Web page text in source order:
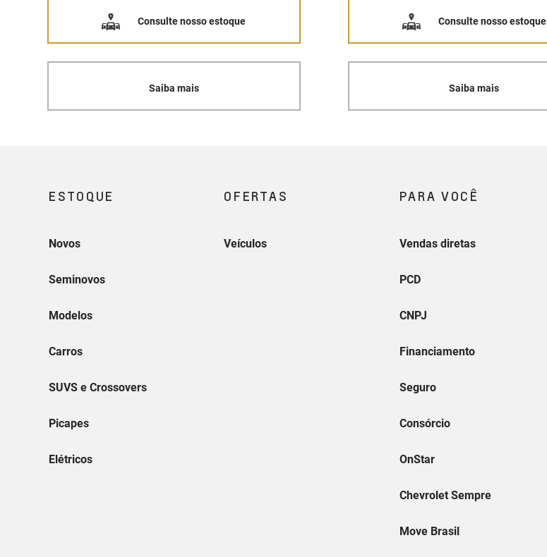
Consulte nosso estoque
Saiba mais
Consulte nosso estoque
Saiba mais